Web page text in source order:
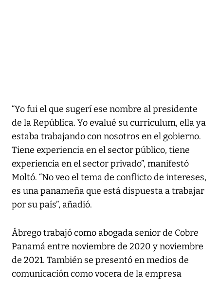
“Yo fui el que sugerí ese nombre al presidente
de la República. Yo evalué su curriculum, ella ya
estaba trabajando con nosotros en el gobierno.
Tiene experiencia en el sector público, tiene
experiencia en el sector privado”, manifestó
Moltó. “No veo el tema de conflicto de intereses,
es una panameña que está dispuesta a trabajar
por su país”, añadió.
Ábrego trabajó como abogada senior de Cobre
Panamá entre noviembre de 2020 y noviembre
de 2021. También se presentó en medios de
comunicación como vocera de la empresa